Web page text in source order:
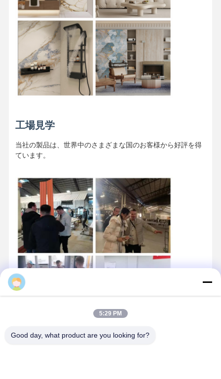
工場見学
当社の製品は、世界中のさまざまな国のお客様から好評を得
ています。
5:29 PM
Good day, what product are you looking for?